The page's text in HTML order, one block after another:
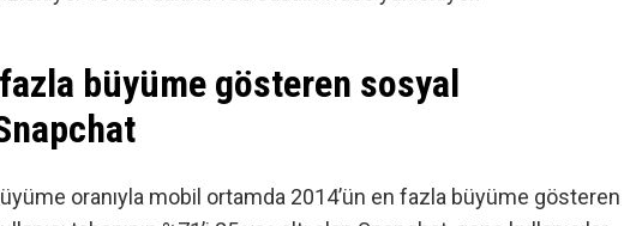
büyüme gösteren sosyal
büyüme oranıyla mobil ortamda 2014’ün en fazla büyüme gösteren